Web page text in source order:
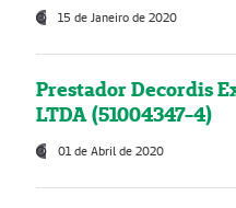
15 de Janeiro de 2020
Prestador Decordis
LTDA (51004347-4)
01 de Abril de 2020